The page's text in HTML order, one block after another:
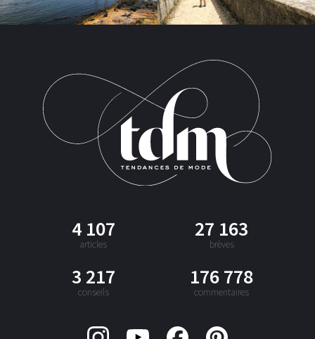
4 107
articles
27 163
brèves
3 217
conseils
176 778
commentaires